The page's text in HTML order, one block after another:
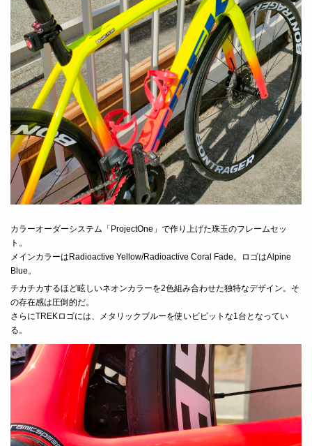
カラーオーダーシステム「ProjectOne」で作り上げた珠玉のフレームセッ
ト。
メインカラーはRadioactive Yellow/Radioactive Coral Fade。ロゴはAlpine
Blue。
チカチカするほど眩しいネオンカラーを2色組み合わせた独特なデザイン。そ
の存在感は圧倒的だ。
さらにTREKロゴには、メタリックブルーを使いビビットな1台となってい
る。